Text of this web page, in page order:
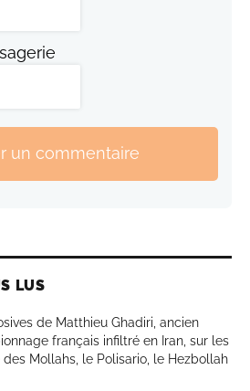
un commentaire
LUS
de Matthieu Ghadiri, ancien
français infiltré en Iran, sur les
des Mollahs, le Polisario, le Hezbollah